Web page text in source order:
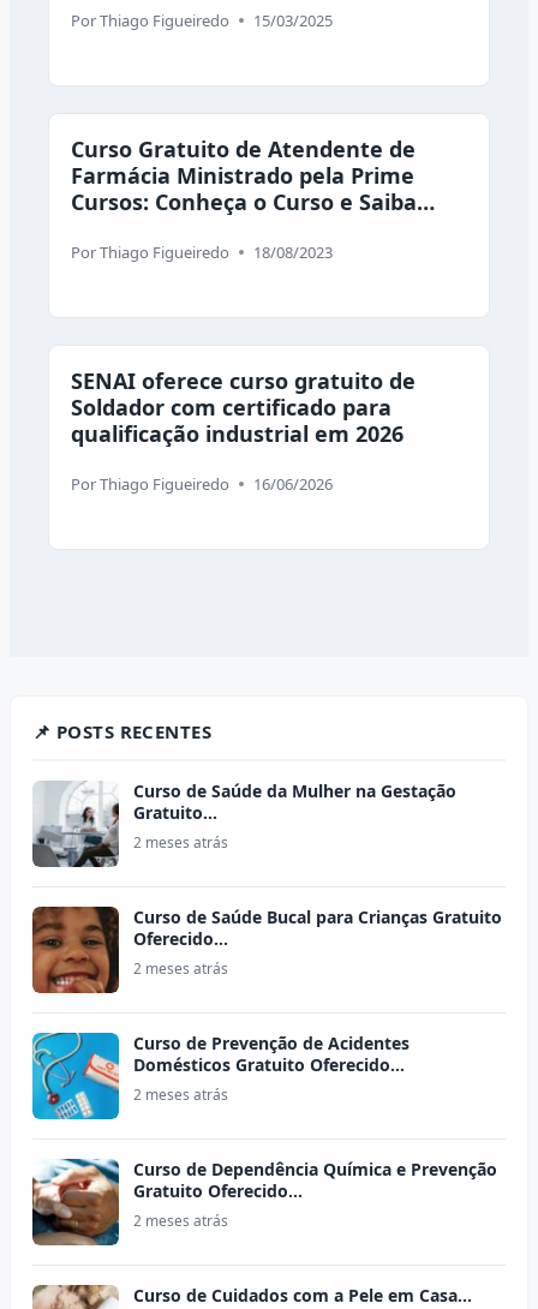
PorThiago Figueiredo 15/03/2025
Curso Gratuito de Atendente de
Farmácia Ministrado pela Prime
Cursos: Conheça o Curso e Saiba
PorThiago Figueiredo 18/08/2023
SENAI oferece curso gratuito de
Soldador com certificado para
qualificação industrial em 2026
PorThiago Figueiredo 16/06/2026
📌 POSTS RECENTES
Curso de Saúde da Mulher na Gestação
Gratuito…
2 meses atrás
Curso de Saúde Bucal para Crianças Gratuito
Oferecido…
2 meses atrás
Curso de Prevenção de Acidentes
Domésticos Gratuito Oferecido…
2 meses atrás
Curso de Dependência Química e Prevenção
Gratuito Oferecido…
2 meses atrás
Curso de Cuidados com a Pele em Casa…